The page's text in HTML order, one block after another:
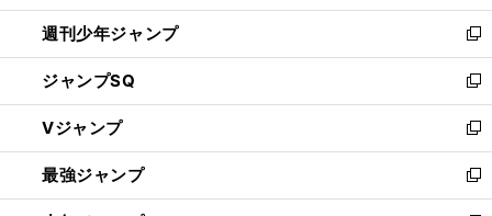
開
く
週刊少年ジャンプ
新
し
い
ウ
ィ
ン
ド
ウ
ジャンプSQ
新
し
い
ウ
ィ
ン
Vジャンプ
新
し
い
ウ
最強ジャンプ
新
し